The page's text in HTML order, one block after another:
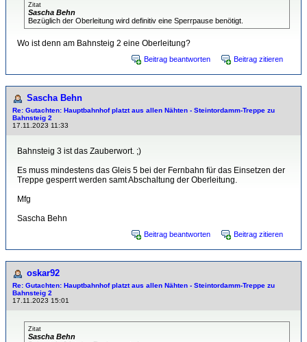
Zitat
Sascha Behn
Bezüglich der Oberleitung wird definitiv eine Sperrpause benötigt.
Wo ist denn am Bahnsteig 2 eine Oberleitung?
Beitrag beantworten Beitrag zitieren
Sascha Behn
Re: Gutachten: Hauptbahnhof platzt aus allen Nähten - Steintordamm-Treppe zu
Bahnsteig 2
17.11.2023 11:33
Bahnsteig 3 ist das Zauberwort. ;)
Es muss mindestens das Gleis 5 bei der Fernbahn für das Einsetzen der
Treppe gesperrt werden samt Abschaltung der Oberleitung.
Mfg
Sascha Behn
Beitrag beantworten Beitrag zitieren
oskar92
Re: Gutachten: Hauptbahnhof platzt aus allen Nähten - Steintordamm-Treppe zu
Bahnsteig 2
17.11.2023 15:01
Zitat
Sascha Behn